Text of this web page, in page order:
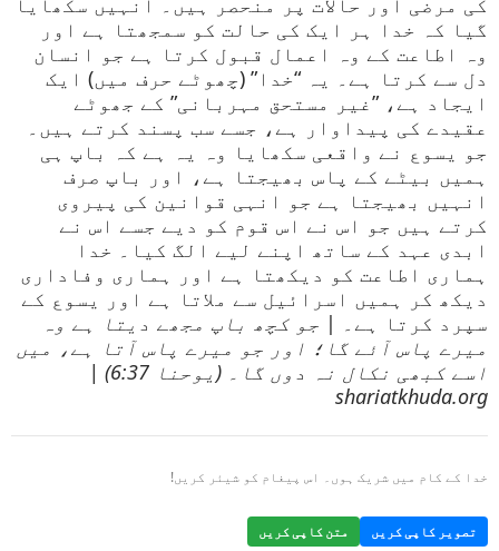
گیا کہ خدا ہر ایک کی حالت کو سمجھتا ہے اور
وہ اطاعت کے وہ اعمال قبول کرتا ہے جو انسان
دل سے کرتا ہے۔ یہ “خدا” (چھوٹے حرف میں) ایک
ایجاد ہے، ”غیر مستحق مہربانی” کے جھوٹے
عقیدے کی پیداوار ہے، جسے سب پسند کرتے ہیں۔
جو یسوع نے واقعی سکھایا وہ یہ ہے کہ باپ ہی
ہمیں بیٹے کے پاس بھیجتا ہے، اور باپ صرف
انہیں بھیجتا ہے جو انہی قوانین کی پیروی
کرتے ہیں جو اس نے اس قوم کو دیے جسے اس نے
ابدی عہد کے ساتھ اپنے لیے الگ کیا۔ خدا
ہماری اطاعت کو دیکھتا ہے اور ہماری وفاداری
دیکھ کر ہمیں اسرائیل سے ملاتا ہے اور یسوع کے
سپرد کرتا ہے۔ | جو کچھ باپ مجھے دیتا ہے وہ
میرے پاس آئے گا؛ اور جو میرے پاس آتا ہے، میں
اسے کبھی نکال نہ دوں گا۔ (یوحنا 6:37) |
shariatkhuda.org
خدا کے کام میں شریک ہوں۔ اس پیغام کو شیئر کریں!
تصویر کاپی کریں متن کاپی کریں